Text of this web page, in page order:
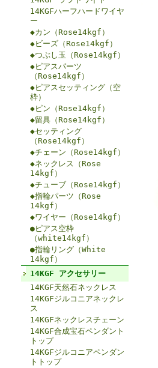
14KGFハーフハードワイヤ
ー
◆カン（Rose14kgf）
◆ビーズ（Rose14kgf）
◆つぶし玉（Rose14kgf）
◆ピアスパーツ
（Rose14kgf）
◆ピアスセッティング（空
枠）
◆ピン（Rose14kgf）
◆留具（Rose14kgf）
◆セッティング
（Rose14kgf）
◆チェーン（Rose14kgf）
◆ネックレス（Rose
14kgf）
◆チューブ（Rose14kgf）
◆指輪パーツ（Rose
14kgf）
◆ワイヤー（Rose14kgf）
●ピアス空枠
（white14kgf）
●指輪リング（White
14kgf）
14KGF アクセサリー
14KGF天然石ネックレス
14KGFジルコニアネックレ
ス
14KGFネックレスチェーン
14KGF合成宝石ペンダント
トップ
14KGFジルコニアペンダン
トトップ